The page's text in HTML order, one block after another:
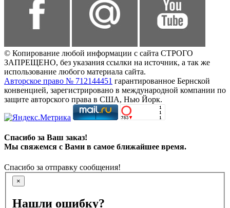
© Копирование любой информации с сайта СТРОГО
ЗАПРЕЩЕНО, без указания ссылки на источник, а так же
использование любого материала сайта.
Авторское право № 712144451 гарантированное Бернской
конвенцией, зарегистрировано в международной компании по
защите авторского права в США, Нью Йорк.
Спасибо за Ваш заказ!
Мы свяжемся с Вами в самое ближайшее время.
Спасибо за отправку сообщения!
×
Нашли ошибку?